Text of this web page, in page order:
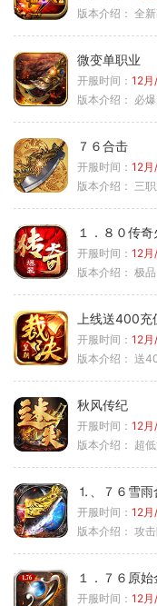
版本介绍： 全
微变单职业
开服时间： 12月
版本介绍： 必
７６合击
开服时间： 12月
版本介绍： 三
１．８０传奇
开服时间： 12月
版本介绍： 极
上线送400充
开服时间： 12月
版本介绍： 送
秋风传纪
开服时间： 12月
版本介绍： 超
⒈、７６雪雨
开服时间： 12月
版本介绍： 攻
１．７６原始
开服时间： 12月